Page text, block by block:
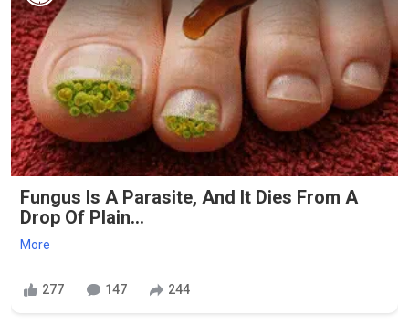
Fungus Is A Parasite, And It Dies From A
Drop Of Plain...
More
277 147 244